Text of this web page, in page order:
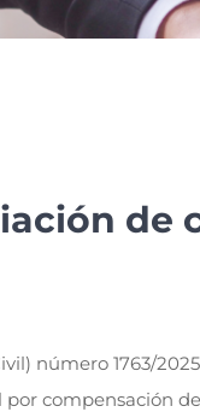
de
número 1763/
compensación